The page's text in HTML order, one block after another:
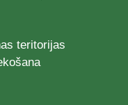
teritorijas